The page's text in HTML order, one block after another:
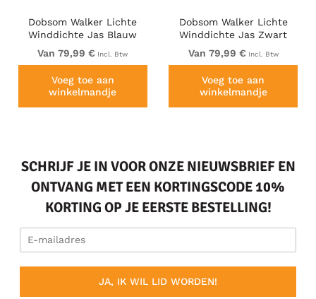
Dobsom Walker Lichte
Winddichte Jas Blauw
Van 79,99 € Incl. Btw
Voeg toe aan
winkelmandje
Dobsom Walker Lichte
Winddichte Jas Zwart
Van 79,99 € Incl. Btw
Voeg toe aan
winkelmandje
SCHRIJF JE IN VOOR ONZE NIEUWSBRIEF EN
ONTVANG MET EEN KORTINGSCODE 10%
KORTING OP JE EERSTE BESTELLING!
JA, IK WIL LID WORDEN!